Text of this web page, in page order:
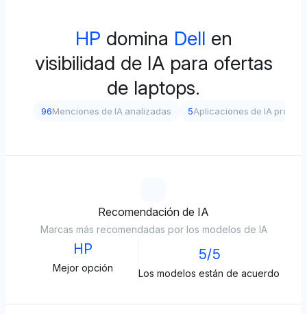
HP domina Dell en
visibilidad de IA para ofertas
de laptops.
96Menciones de IA analizadas 5Aplicaciones de IA
Recomendación de IA
Marcas más recomendadas por los modelos de IA
HP
Mejor opción
5/5
Los modelos están de acuerdo